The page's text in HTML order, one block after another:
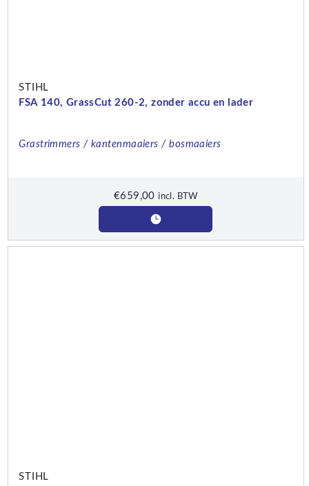
STIHL
FSA 140, GrassCut 260-2, zonder accu en lader
Grastrimmers / kantenmaaiers / bosmaaiers
€659,00 incl. BTW
STIHL